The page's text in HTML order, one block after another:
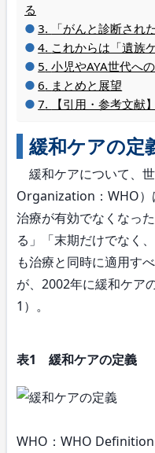
る
「がんと診断され
これからは「遺族
小児やAYA世代へ
まとめと展望
【引用・参考文献】
緩和ケアの定
緩和ケアについて、
Organization：WHO）
治療が有効でなくなっ
る」「末期だけでなく
も治療と同時に適用す
が、2002年に緩和ケア
1）。
表1 緩和ケアの定義
WHO：WHO